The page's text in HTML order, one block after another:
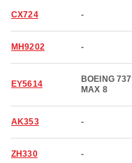
CX724 -
MH9202 -
EY5614
BOEING 737
MAX 8
AK353 -
ZH330 -